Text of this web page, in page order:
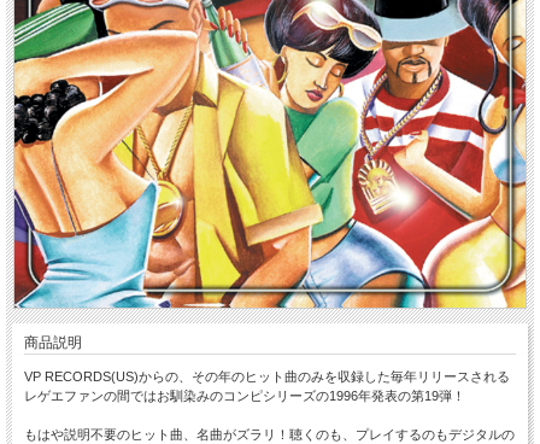
商品説明
VP RECORDS(US)からの、その年のヒット曲のみを収録した毎年リリースされる
レゲエファンの間ではお馴染みのコンピシリーズの1996年発表の第19弾！
もはや説明不要のヒット曲、名曲がズラリ！聴くのも、プレイするのもデジタルの